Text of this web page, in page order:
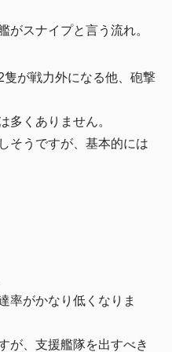
がスナイプと言う流れ。
が戦力外になる他、砲撃
多くありません。
そうですが、基本的には
率がかなり低くなりま
が、支援艦隊を出すべき